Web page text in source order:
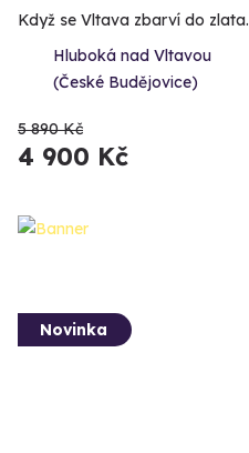
Když se Vltava zbarví do zlata.
Hluboká nad Vltavou
(České Budějovice)
5 890 Kč
4 900 Kč
Novinka